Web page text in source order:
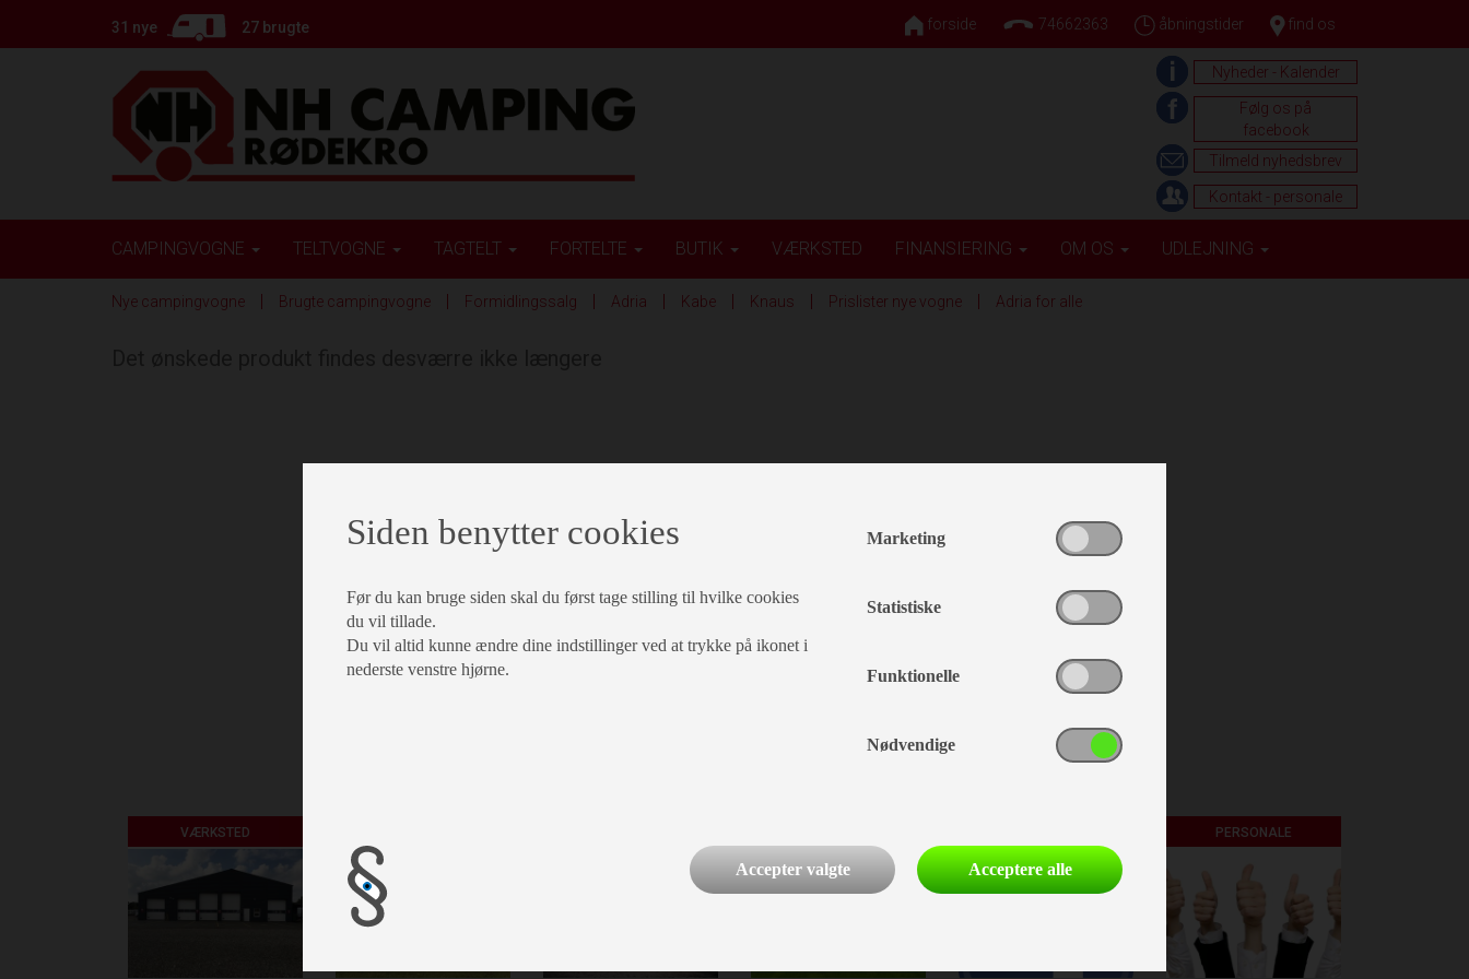
31 nye 27 brugte forside 74662363 åbningstider find os
Nyheder - Kalender
Følg os på
facebook
Tilmeld nyhedsbrev
Kontakt - personale
CAMPINGVOGNE TELTVOGNE TAGTELT FORTELTE BUTIK VÆRKSTED FINANSIERING OM OS UDLEJNING
Nye campingvogne Brugte campingvogne Formidlingssalg Adria Kabe Knaus Prislister nye vogne Adria for alle
VÆRKSTED PERSONALE
Siden benytter cookies
Før du kan bruge siden skal du først tage stilling til hvilke cookies
du vil tillade.
Du vil altid kunne ændre dine indstillinger ved at trykke på ikonet i
nederste venstre hjørne.
Marketing
Statistiske
Funktionelle
Nødvendige
Accepter valgte Acceptere alle